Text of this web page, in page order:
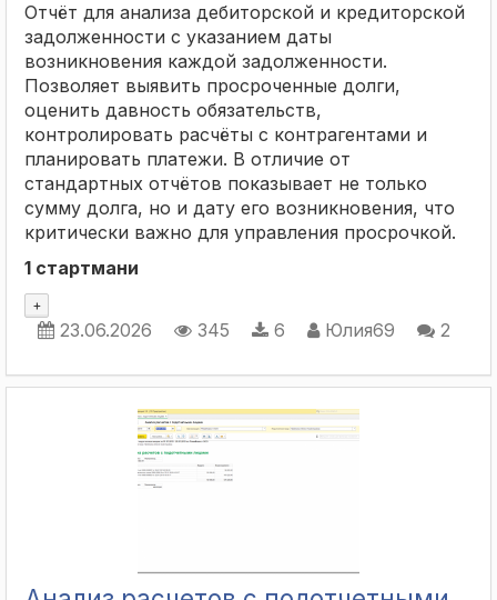
Отчёт для анализа дебиторской и кредиторской
задолженности с указанием даты
возникновения каждой задолженности.
Позволяет выявить просроченные долги,
оценить давность обязательств,
контролировать расчёты с контрагентами и
планировать платежи. В отличие от
стандартных отчётов показывает не только
сумму долга, но и дату его возникновения, что
критически важно для управления просрочкой.
1 стартмани
+
23.06.2026 345 6 Юлия69 2